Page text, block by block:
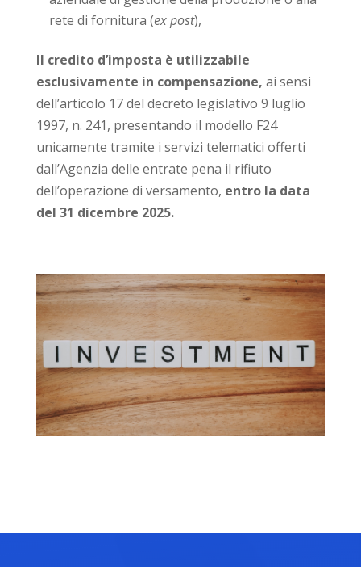
rete di fornitura (ex post),
Il credito d’imposta è utilizzabile
esclusivamente in compensazione, ai sensi
dell’articolo 17 del decreto legislativo 9 luglio
1997, n. 241, presentando il modello F24
unicamente tramite i servizi telematici offerti
dall’Agenzia delle entrate pena il rifiuto
dell’operazione di versamento, entro la data
del 31 dicembre 2025.